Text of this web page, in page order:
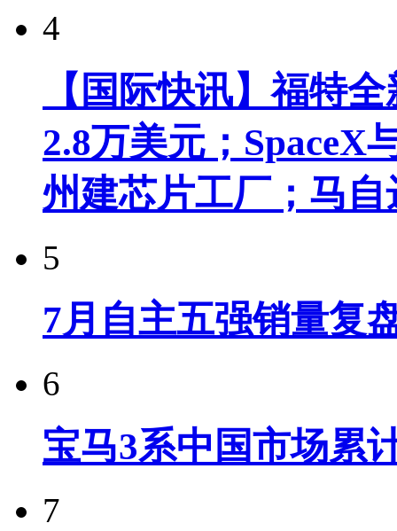
4
【国际快讯】福特
2.8万美元；SpaceX
州建芯片工厂；马
5
7月自主五强销量复
6
宝马3系中国市场累
7